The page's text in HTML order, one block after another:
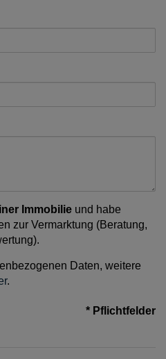
Immobilie und habe
zur Vermarktung (Beratung,
Daten, weitere
.
* Pflichtfelder